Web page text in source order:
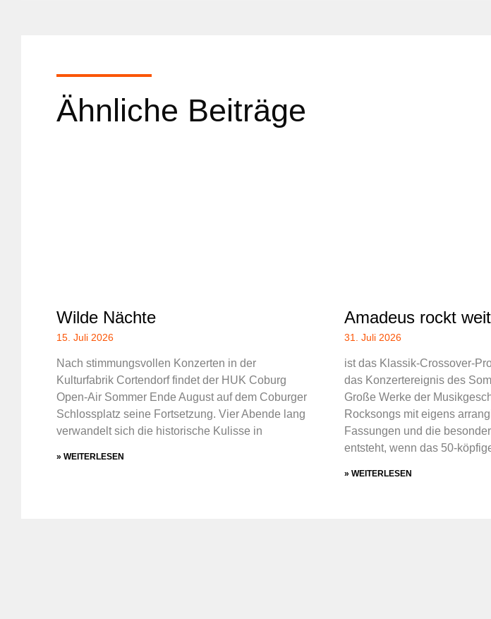
Ähnliche Beiträge
Wilde Nächte
15. Juli 2026
Nach stimmungsvollen Konzerten in der
Kulturfabrik Cortendorf findet der HUK Coburg
Open-Air Sommer Ende August auf dem Coburger
Schlossplatz seine Fortsetzung. Vier Abende lang
verwandelt sich die historische Kulisse in
» WEITERLESEN
Amadeus rockt
31. Juli 2026
ist das Klassik-Crossover-
das Konzertereignis des
Große Werke der
Rocksongs mit eigens
Fassungen und die
entsteht, wenn das 50-
» WEITERLESEN